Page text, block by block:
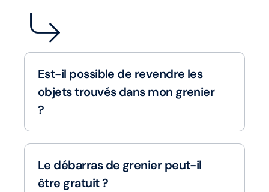
Est-il possible de revendre les
objets trouvés dans mon grenier
?
Le débarras de grenier peut-il
être gratuit ?